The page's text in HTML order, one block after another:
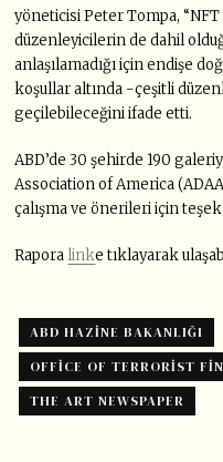
yöneticisi Peter Tompa,
düzenleyicilerin de dahil
anlaşılamadığı için endişe
koşullar altında -çeşitli
geçilebileceğini ifade etti.
ABD’de 30 şehirde 190
Association of America
çalışma ve önerileri için
Raporalinke tıklayarak
ABD HAZINE BAKANLIĞI
OFFICE OF TERRORIST
THE ART NEWSPAPER